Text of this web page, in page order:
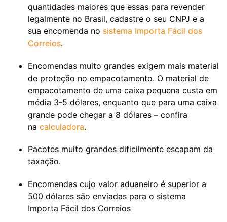
quantidades maiores que essas para revender
legalmente no Brasil, cadastre o seu CNPJ e a
sua encomenda no sistema Importa Fácil dos
Correios.
Encomendas muito grandes exigem mais material
de proteção no empacotamento. O material de
empacotamento de uma caixa pequena custa em
média 3-5 dólares, enquanto que para uma caixa
grande pode chegar a 8 dólares – confira
na calculadora.
Pacotes muito grandes dificilmente escapam da
taxação.
Encomendas cujo valor aduaneiro é superior a
500 dólares são enviadas para o sistema
Importa Fácil dos Correios